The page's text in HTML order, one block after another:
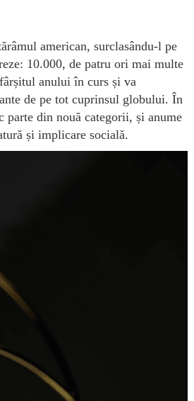
american, surclasându-l pe
10.000, de patru ori mai multe
anului în curs și va
de pe tot cuprinsul globului. În
parte din nouă categorii, și anume
și implicare socială.